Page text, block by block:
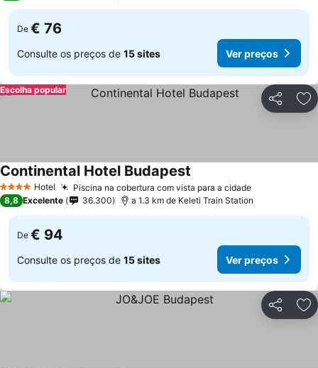
De € 76
Consulte os preços de 15 sites Ver preços
Partilhar
Escolha popular
4 EstrelasHotel Piscina na cobertura com vista para a cidade
Continental Hotel Budapest
8,8 Excelente 36.300 a 1.3 km de Keleti Train Station
De € 94
Consulte os preços de 15 sites Ver preços
Partilhar